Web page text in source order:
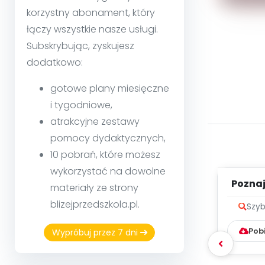
korzystny abonament, który
łączy wszystkie nasze usługi.
Subskrybując, zyskujesz
dodatkowo:
gotowe plany miesięczne
i tygodniowe,
atrakcyjne zestawy
pomocy dydaktycznych,
10 pobrań, które możesz
wykorzystać na dowolne
materiały ze strony
blizejprzedszkola.pl.
Wypróbuj przez 7 dni